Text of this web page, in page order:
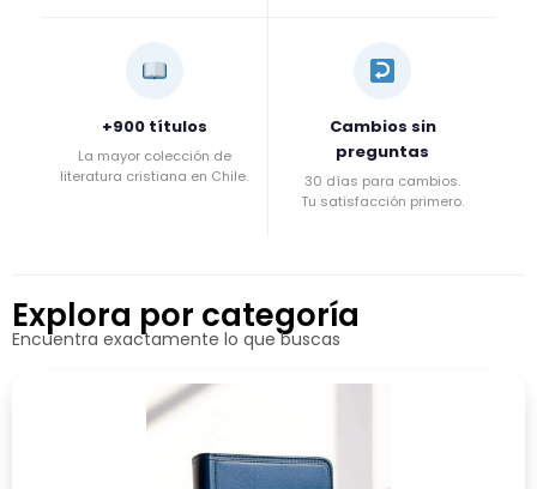
+900 títulos
La mayor colección de
literatura cristiana en Chile.
Cambios sin
preguntas
30 días para cambios.
Tu satisfacción primero.
Explora por categoría
Encuentra exactamente lo que buscas